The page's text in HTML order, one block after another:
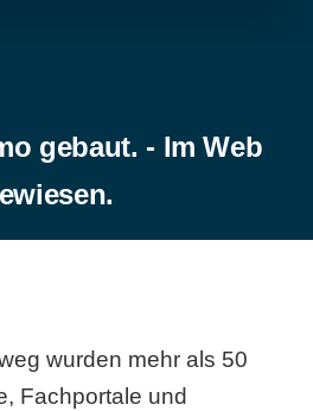
gebaut. - Im Web
wurden mehr als 50
Fachportale und